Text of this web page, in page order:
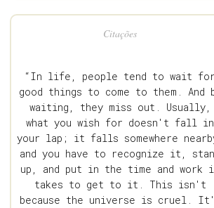
Citações
“In life, people tend to wait for
good things to come to them. And
waiting, they miss out. Usually,
what you wish for doesn't fall in
your lap; it falls somewhere
and you have to recognize it,
up, and put in the time and work
takes to get to it. This isn't
because the universe is cruel.